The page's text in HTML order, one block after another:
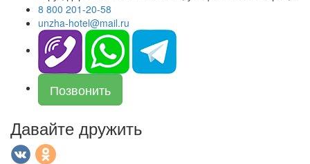
8 800 201-20-58
unzha-hotel@mail.ru
Позвонить
Давайте дружить